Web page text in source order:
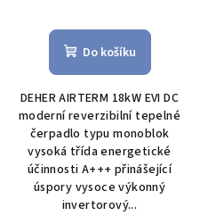
hodnocení
produktu
z
5
hvězdiček.
Do košíku
DEHER AIRTERM 18kW EVI DC
moderní reverzibilní tepelné
čerpadlo typu monoblok
vysoká třída energetické
účinnosti A+++ přinášející
úspory vysoce výkonný
invertorový...